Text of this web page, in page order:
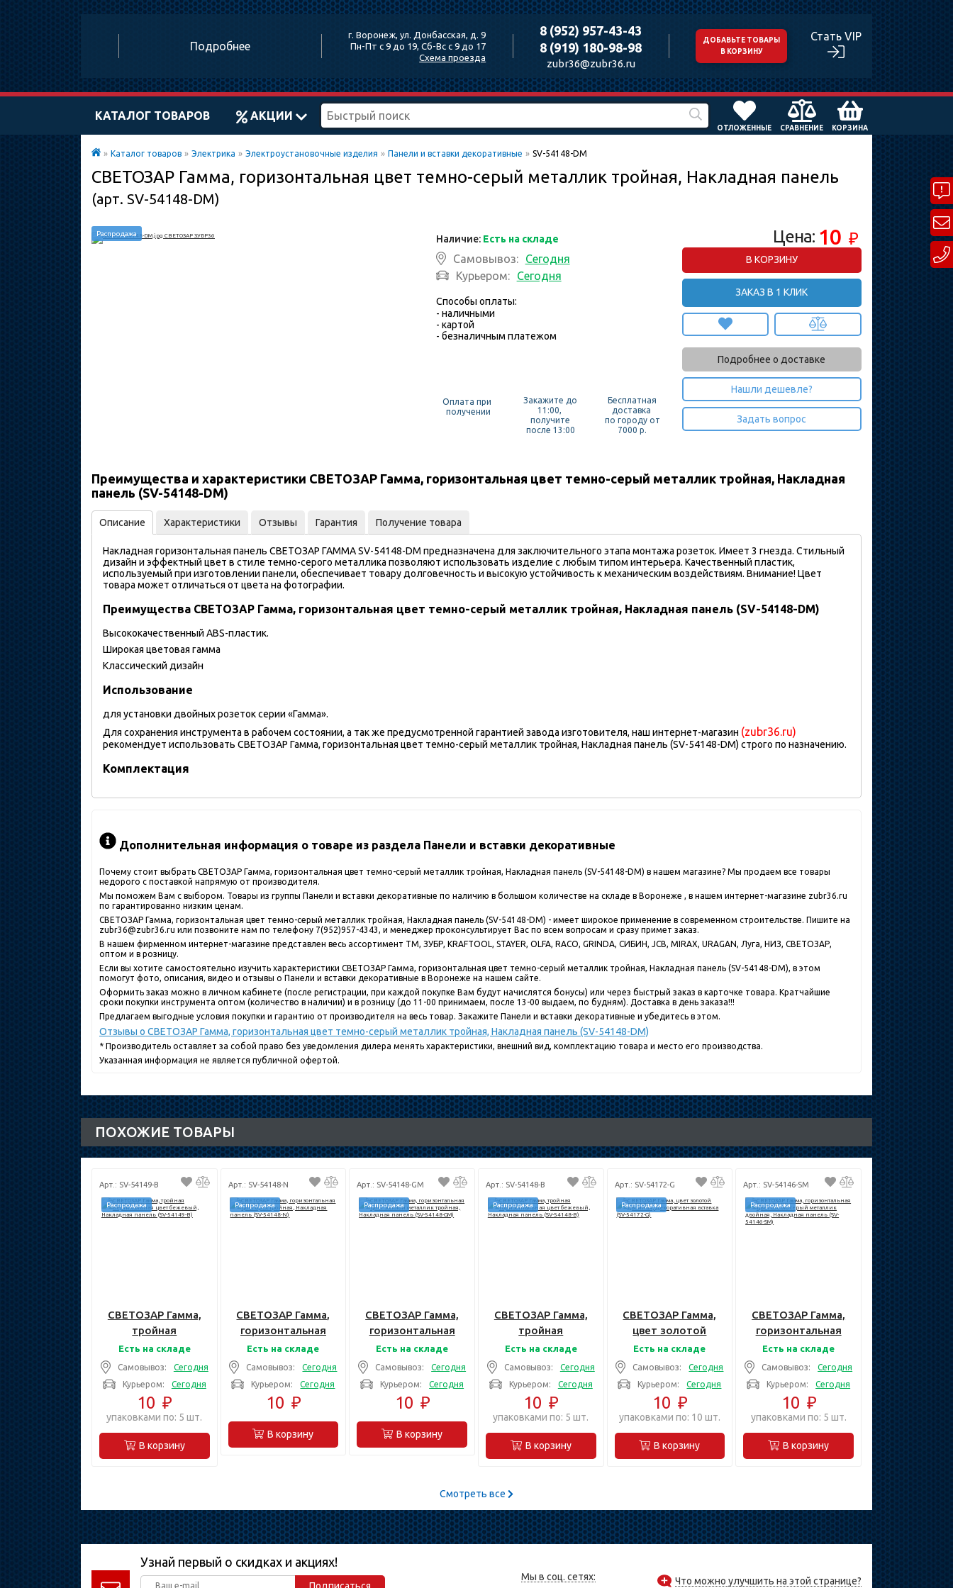
Подробнее
г. Воронеж, ул. Донбасская, д. 9
Пн-Пт с 9 до 19, Сб-Вс с 9 до 17
Схема проезда
8 (952) 957-43-43
8 (919) 180-98-98
zubr36@zubr36.ru
ДОБАВЬТЕ ТОВАРЫ
В КОРЗИНУ
Стать VIP
КАТАЛОГ ТОВАРОВ АКЦИИ
ОТЛОЖЕННЫЕ СРАВНЕНИЕ КОРЗИНА
» Каталог товаров » Электрика » Электроустановочные изделия » Панели и вставки декоративные » SV-54148-DM
СВЕТОЗАР Гамма, горизонтальная цвет темно-серый металлик тройная, Накладная панель
(арт. SV-54148-DM)
Распродажа Наличие: Есть на складе
Самовывоз:
Сегодня
Курьером:
Сегодня
Способы оплаты:
- наличными
- картой
- безналичным платежом
Оплата при
получении
Закажите до
11:00,
получите
после 13:00
Бесплатная
доставка
по городу от
7000 р.
Цена: 10 ₽
В КОРЗИНУ
ЗАКАЗ В 1 КЛИК
Подробнее о доставке
Нашли дешевле?
Задать вопрос
Преимущества и характеристики СВЕТОЗАР Гамма, горизонтальная цвет темно-серый металлик тройная, Накладная
панель (SV-54148-DM)
Описание Характеристики Отзывы Гарантия Получение товара
Накладная горизонтальная панель СВЕТОЗАР ГАММА SV-54148-DM предназначена для заключительного этапа монтажа розеток. Имеет 3 гнезда. Стильный
дизайн и эффектный цвет в стиле темно-серого металлика позволяют использовать изделие с любым типом интерьера. Качественный пластик,
используемый при изготовлении панели, обеспечивает товару долговечность и высокую устойчивость к механическим воздействиям. Внимание! Цвет
товара может отличаться от цвета на фотографии.
Преимущества СВЕТОЗАР Гамма, горизонтальная цвет темно-серый металлик тройная, Накладная панель (SV-54148-DM)
Высококачественный ABS-пластик.
Широкая цветовая гамма
Классический дизайн
Использование
для установки двойных розеток серии «Гамма».
Для сохранения инструмента в рабочем состоянии, а так же предусмотренной гарантией завода изготовителя, наш интернет-магазин (zubr36.ru)
рекомендует использовать СВЕТОЗАР Гамма, горизонтальная цвет темно-серый металлик тройная, Накладная панель (SV-54148-DM) строго по назначению.
Комплектация
Дополнительная информация о товаре из раздела Панели и вставки декоративные
Почему стоит выбрать СВЕТОЗАР Гамма, горизонтальная цвет темно-серый металлик тройная, Накладная панель (SV-54148-DM) в нашем магазине? Мы продаем все товары
недорого с поставкой напрямую от производителя.
Мы поможем Вам с выбором. Товары из группы Панели и вставки декоративные по наличию в большом количестве на складе в Воронеже , в нашем интернет-магазине zubr36.ru
по гарантированно низким ценам.
СВЕТОЗАР Гамма, горизонтальная цвет темно-серый металлик тройная, Накладная панель (SV-54148-DM) - имеет широкое применение в современном строительстве. Пишите на
zubr36@zubr36.ru или позвоните нам по телефону 7(952)957-4343, и менеджер проконсультирует Вас по всем вопросам и сразу примет заказ.
В нашем фирменном интернет-магазине представлен весь ассортимент ТМ, ЗУБР, KRAFTOOL, STAYER, OLFA, RACO, GRINDA, СИБИН, JCB, MIRAX, URAGAN, Луга, НИЗ, СВЕТОЗАР,
оптом и в розницу.
Если вы хотите самостоятельно изучить характеристики СВЕТОЗАР Гамма, горизонтальная цвет темно-серый металлик тройная, Накладная панель (SV-54148-DM), в этом
помогут фото, описания, видео и отзывы о Панели и вставки декоративные в Воронеже на нашем сайте.
Оформить заказ можно в личном кабинете (после регистрации, при каждой покупке Вам будут начислятся бонусы) или через быстрый заказ в карточке товара. Кратчайшие
сроки покупки инструмента оптом (количество в наличии) и в розницу (до 11-00 принимаем, после 13-00 выдаем, по будням). Доставка в день заказа!!!
Предлагаем выгодные условия покупки и гарантию от производителя на весь товар. Закажите Панели и вставки декоративные и убедитесь в этом.
Отзывы о СВЕТОЗАР Гамма, горизонтальная цвет темно-серый металлик тройная, Накладная панель (SV-54148-DM)
* Производитель оставляет за собой право без уведомления дилера менять характеристики, внешний вид, комплектацию товара и место его производства.
Указанная информация не является публичной офертой.
ПОХОЖИЕ ТОВАРЫ
Арт.: SV-54149-B
Распродажа
СВЕТОЗАР Гамма,
тройная
вертикальная цвет
бежевый,
Накладная панель
(SV-54149-B)
Есть на складе
Самовывоз:
Сегодня
Курьером:
Сегодня
10 ₽
упаковками по: 5 шт.
В корзину
Арт.: SV-54148-N
Распродажа
СВЕТОЗАР Гамма,
горизонтальная
цвет орех тройная,
Накладная панель
Есть на складе
Самовывоз:
Сегодня
Курьером:
Сегодня
10 ₽
В корзину
Арт.: SV-54148-GM
Распродажа
СВЕТОЗАР Гамма,
горизонтальная
цвет золотой
металлик тройная,
Накладная панель
(SV-54148-GM)
Есть на складе
Самовывоз:
Сегодня
Курьером:
Сегодня
10 ₽
В корзину
Арт.: SV-54148-B
Распродажа
СВЕТОЗАР Гамма,
тройная
горизонтальная
цвет бежевый,
Накладная панель
(SV-54148-B)
Есть на складе
Самовывоз:
Сегодня
Курьером:
Сегодня
10 ₽
упаковками по: 5 шт.
В корзину
Арт.: SV-54172-G
Распродажа
СВЕТОЗАР Гамма,
цвет золотой
двойная,
Декоративная
вставка (SV-54172-
Есть на складе
Самовывоз:
Сегодня
Курьером:
Сегодня
10 ₽
упаковками по: 10 шт.
В корзину
Арт.: SV-54146-SM
Распродажа
СВЕТОЗАР Гамма,
горизонтальная
цвет светло-серый
металлик двойная,
Накладная панель
(SV-54146-SM)
Есть на складе
Самовывоз:
Сегодня
Курьером:
Сегодня
10 ₽
упаковками по: 5 шт.
В корзину
Смотреть все
Узнай первый о скидках и акциях!
Мы в соц. сетях: Что можно улучшить на этой странице?